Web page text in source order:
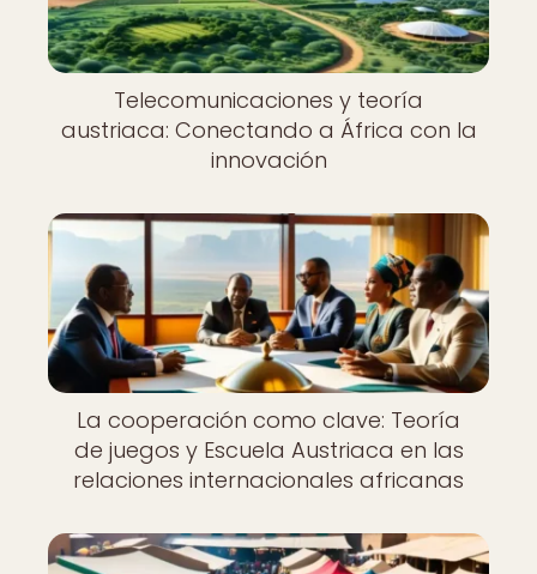
Telecomunicaciones y teoría
austriaca: Conectando a África con la
innovación
La cooperación como clave: Teoría
de juegos y Escuela Austriaca en las
relaciones internacionales africanas